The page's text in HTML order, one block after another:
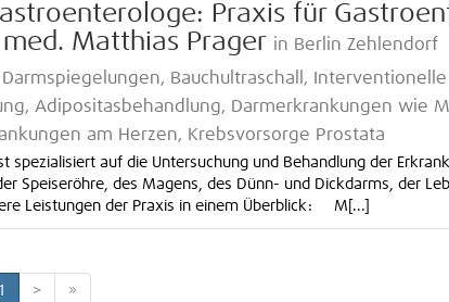
Praxis für
Matthias Prager in Berlin Zehlendorf
Bauchultraschall, Interventionelle
Adipositasbehandlung, Darmerkrankungen wie
am Herzen, Krebsvorsorge Prostata
spezialisiert auf die Untersuchung und Behandlung der
Speiseröhre, des Magens, des Dünn- und Dickdarms, der
Leistungen der Praxis in einem Überblick: M[...]
> »